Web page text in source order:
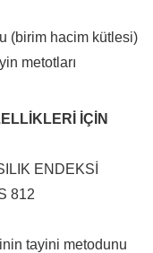
(birim hacim kütlesi)
metotları
İÇİN
ENDEKSİ
812
tayini metodunu